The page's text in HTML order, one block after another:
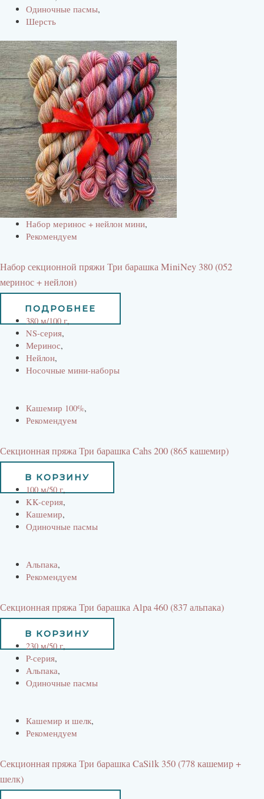
Одиночные пасмы,
Шерсть
Набор меринос + нейлон мини,
Рекомендуем
Набор секционной пряжи Три барашка MiniNey 380 (052
меринос + нейлон)
870руб 783руб
ПОДРОБНЕЕ
380 м/100 г,
NS-серия,
Меринос,
Нейлон,
Носочные мини-наборы
Кашемир 100%,
Рекомендуем
Секционная пряжа Три барашка Cahs 200 (865 кашемир)
1010руб
В КОРЗИНУ
100 м/50 г,
KK-серия,
Кашемир,
Одиночные пасмы
Альпака,
Рекомендуем
Секционная пряжа Три барашка Alpa 460 (837 альпака)
734руб
В КОРЗИНУ
230 м/50 г,
P-серия,
Альпака,
Одиночные пасмы
Кашемир и шелк,
Рекомендуем
Секционная пряжа Три барашка CaSilk 350 (778 кашемир +
шелк)
899руб 809руб